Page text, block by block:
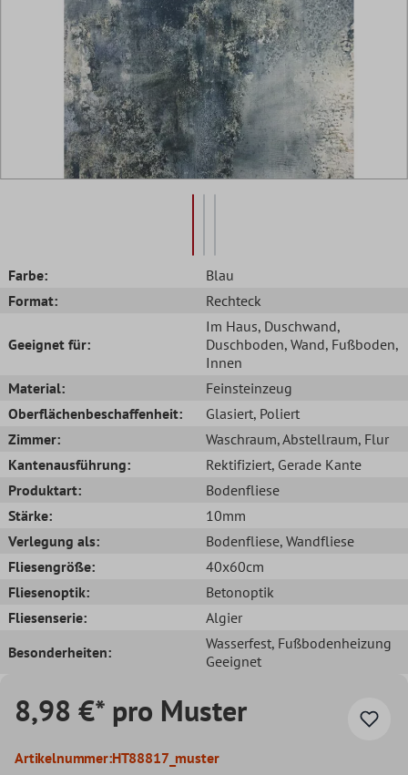
Farbe:
Blau
Format:
Rechteck
Geeignet für:
Im Haus, Duschwand,
Duschboden, Wand, Fußboden,
Innen
Material:
Feinsteinzeug
Oberflächenbeschaffenheit:
Glasiert, Poliert
Zimmer:
Waschraum, Abstellraum, Flur
Kantenausführung:
Rektifiziert, Gerade Kante
Produktart:
Bodenfliese
Stärke:
10mm
Verlegung als:
Bodenfliese, Wandfliese
Fliesengröße:
40x60cm
Fliesenoptik:
Betonoptik
Fliesenserie:
Algier
Besonderheiten:
Wasserfest, Fußbodenheizung
Geeignet
8,98 €* pro Muster
Artikelnummer:HT88817_muster